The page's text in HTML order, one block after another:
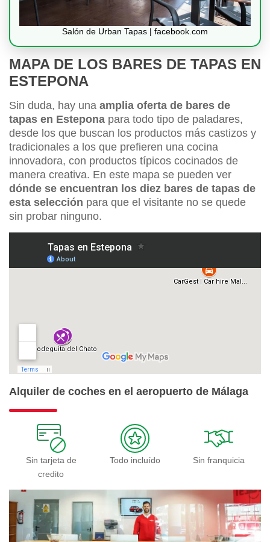
Salón de Urban Tapas | facebook.com
MAPA DE LOS BARES DE TAPAS EN
ESTEPONA
Sin duda, hay una amplia oferta de bares de
tapas en Estepona para todo tipo de paladares,
desde los que buscan los productos más castizos y
tradicionales a los que prefieren una cocina
innovadora, con productos típicos cocinados de
manera creativa. En este mapa se pueden ver
dónde se encuentran los diez bares de tapas de
esta selección para que el visitante no se quede
sin probar ninguno.
Alquiler de coches en el aeropuerto de Málaga
Sin tarjeta de
credito
Todo incluído Sin franquicia